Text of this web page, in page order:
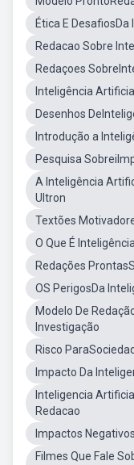
Ética E
Redacao Sobre
Redaçoes
Inteligência
Desenhos
Introdução a
Pesquisa
A Inteligência
Ultron
Textões
O Que É
Redações
OS PerigosDa
Modelo De
Investigação
Risco
Impacto Da
Inteligencia
Redacao
Impactos
Filmes Que Fale